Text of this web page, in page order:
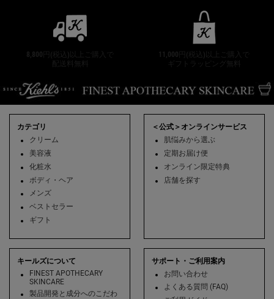
8,800円(税込)以上ご購入で
11,000円(税込)以上ご購入で
カテゴリ
クリーム
美容液
化粧水
ボディ・ヘア
メンズ
ベストセラー
ギフト
＜公式＞オンラインサービス
肌悩みから選ぶ
定期お届け便
オンライン限定特典
店舗を探す
キールズについて
FINEST APOTHECARY
SKINCARE
製品開発と成分へのこだわ
サポート・ご利用案内
お問い合わせ
よくある質問 (FAQ)